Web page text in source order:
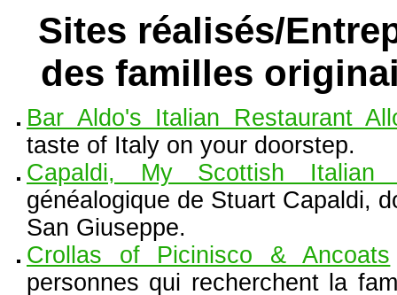
Sites réalisés/
des familles
Bar Aldo's Italian Restaurant
taste of Italy on your doorstep.
Capaldi, My Scottish Italian
généalogique de Stuart Capaldi,
San Giuseppe.
Crollas of Picinisco & Ancoats
personnes qui recherchent la